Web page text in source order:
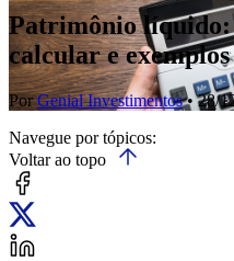
Patrimônio líquido:
calcular e exemplos
PorGenial Investimentos• 28/
Navegue por tópicos:
Voltar ao topo